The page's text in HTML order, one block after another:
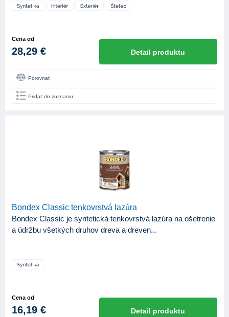
Cena od
28,29 € Detail produktu
Porovnať
Pridať do zoznamu
Bondex Classic tenkovrstvá lazúra
Bondex Classic je syntetická tenkovrstvá lazúra na ošetrenie
a údržbu všetkých druhov dreva a dreven...
Cena od
16,19 € Detail produktu